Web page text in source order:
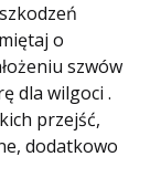
o
szwów
dla wilgoci .
przejść,
dodatkowo